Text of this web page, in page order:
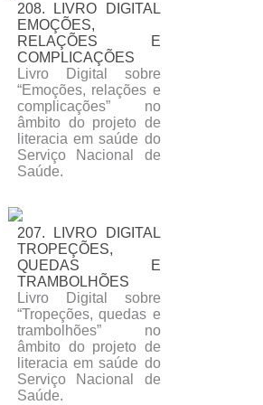
208. LIVRO DIGITAL
EMOÇÕES,
RELAÇÕES E
COMPLICAÇÕES
Livro Digital sobre
“Emoções, relações e
complicações” no
âmbito do projeto de
literacia em saúde do
Serviço Nacional de
Saúde.
207. LIVRO DIGITAL
TROPEÇÕES,
QUEDAS E
TRAMBOLHÕES
Livro Digital sobre
“Tropeções, quedas e
trambolhões” no
âmbito do projeto de
literacia em saúde do
Serviço Nacional de
Saúde.